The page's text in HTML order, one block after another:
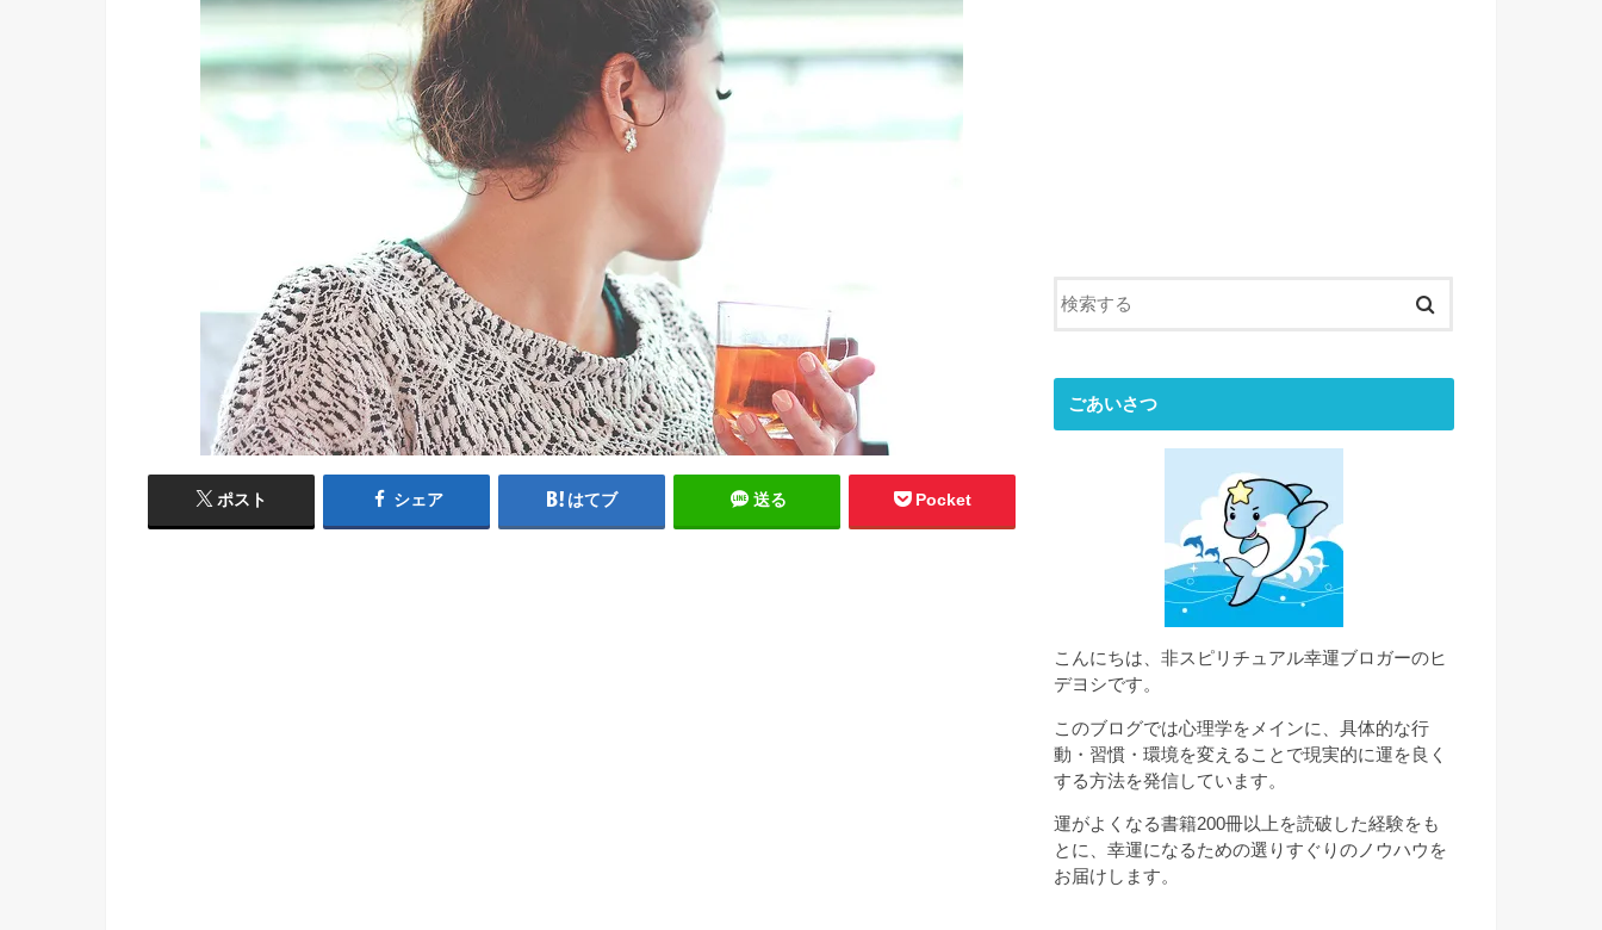
ポスト シェア はてブ 送る Pocket
ごあいさつ
こんにちは、非スピリチュアル幸運ブロガーのヒ
デヨシです。
このブログでは心理学をメインに、具体的な行
動・習慣・環境を変えることで現実的に運を良く
する方法を発信しています。
運がよくなる書籍200冊以上を読破した経験をも
とに、幸運になるための選りすぐりのノウハウを
お届けします。